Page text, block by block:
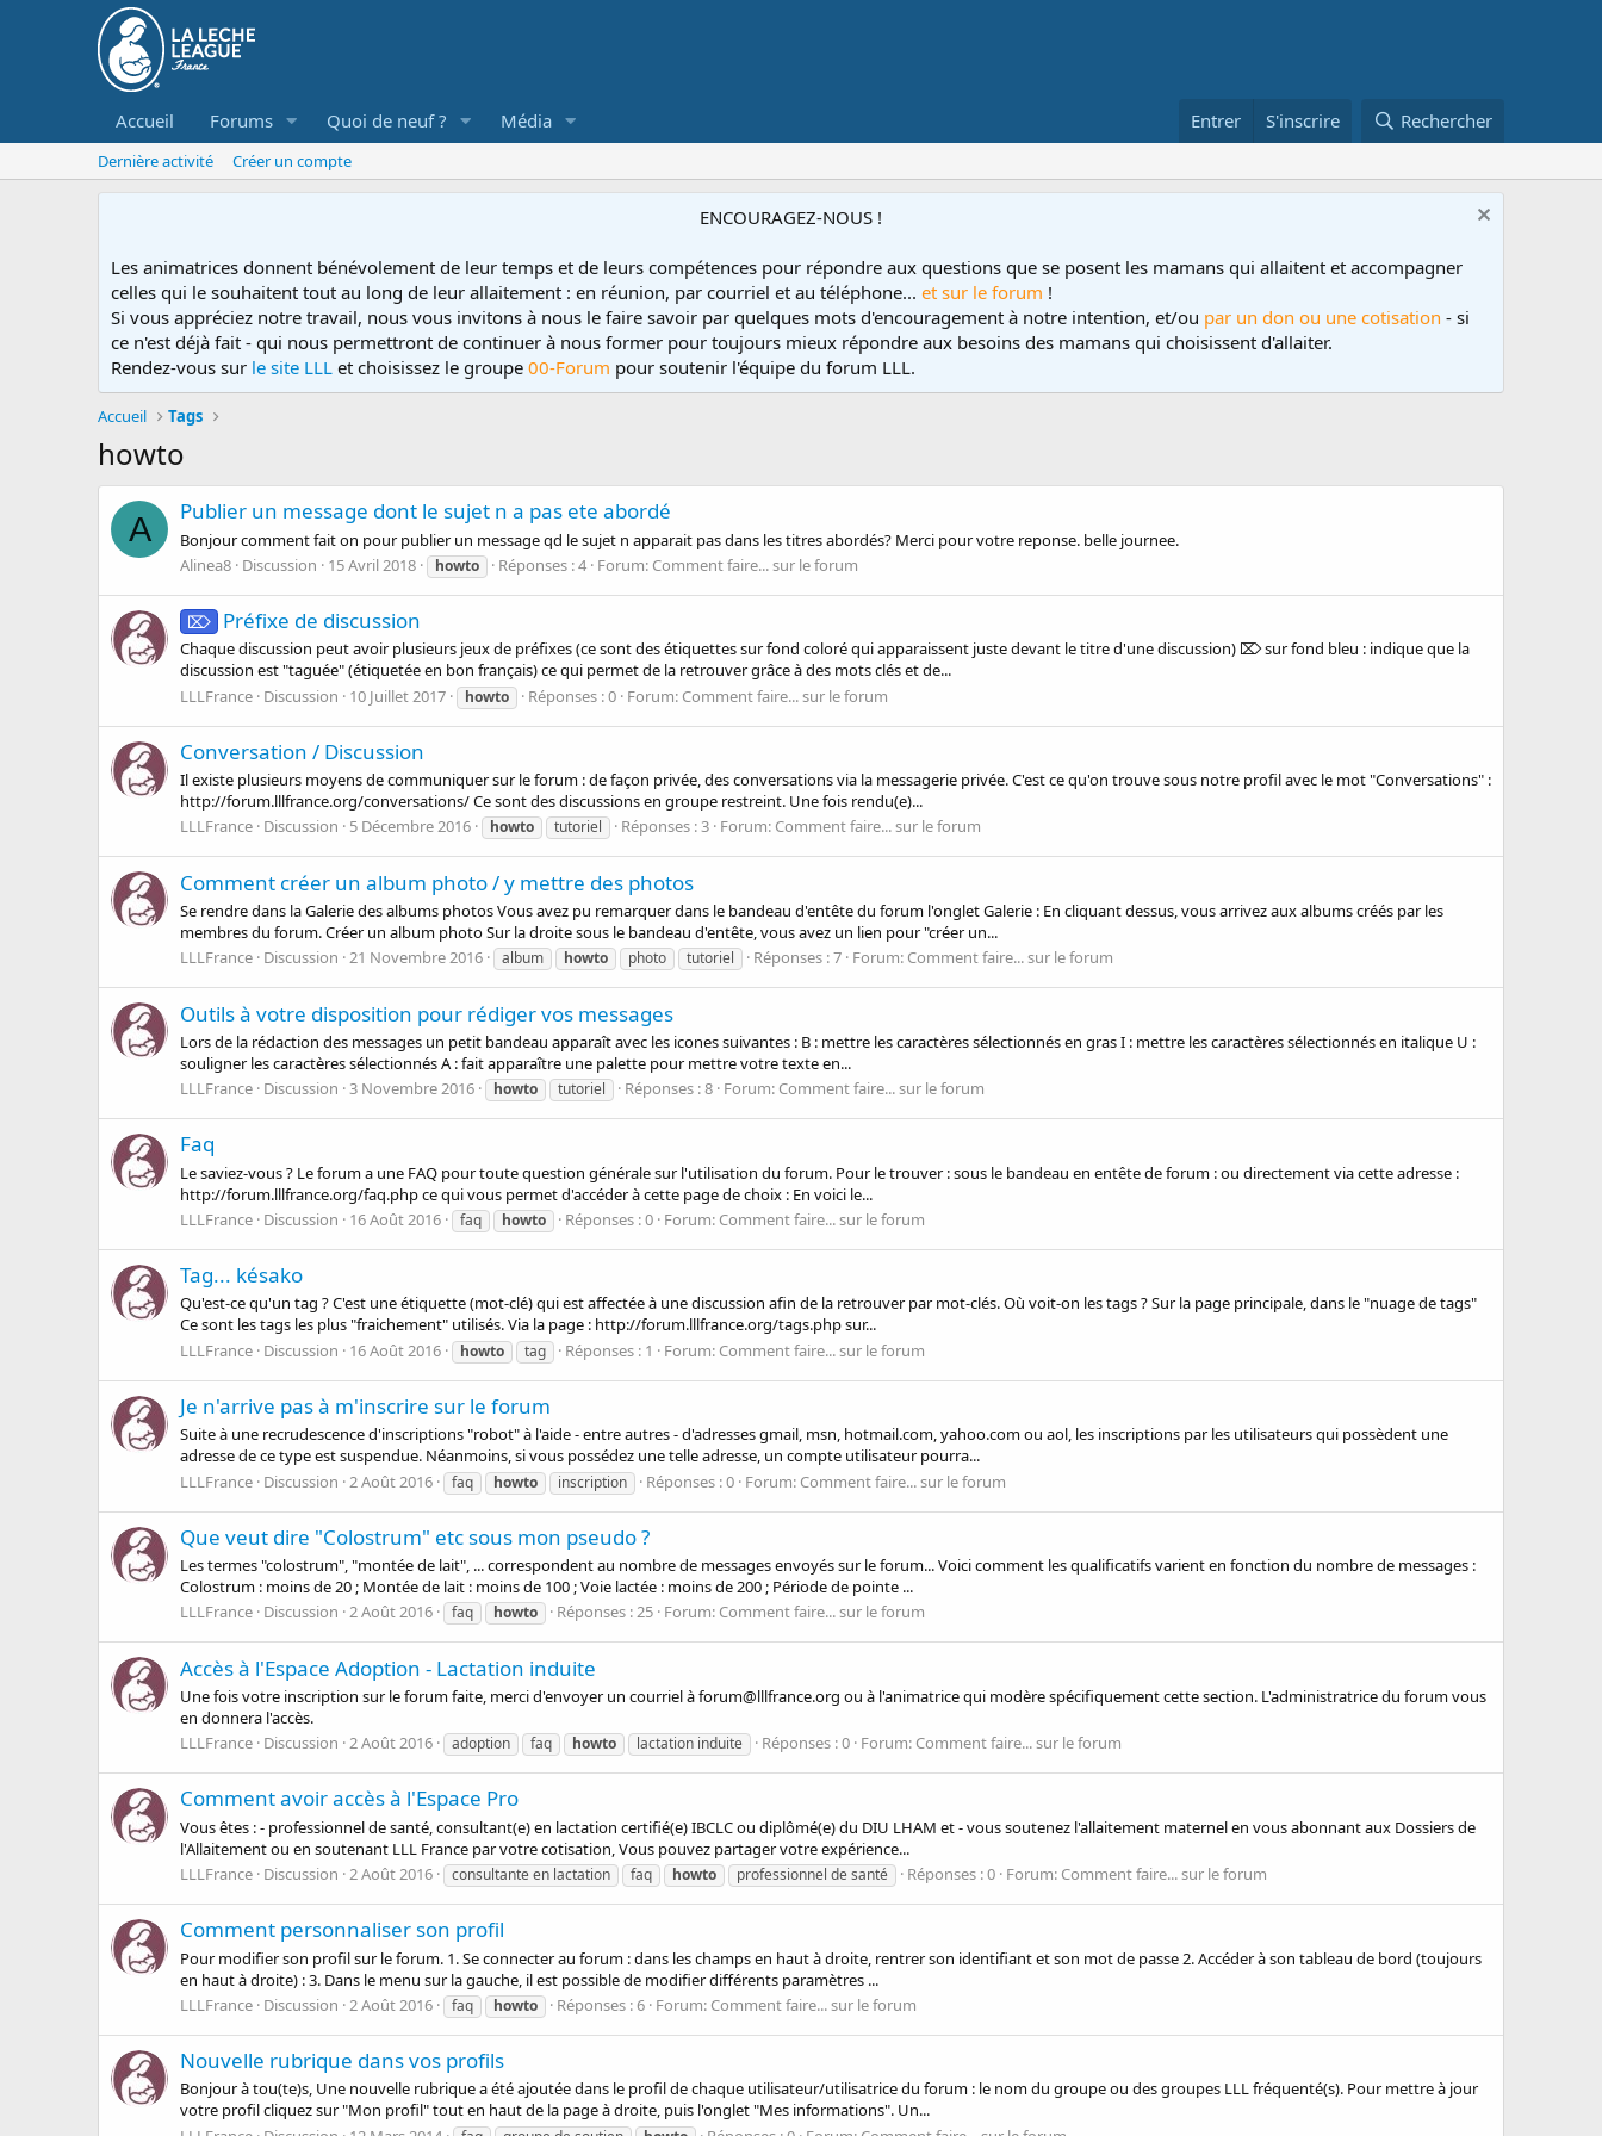
Accueil Forums Quoi de neuf ? Média Entrer S'inscrire Rechercher
Dernière activité Créer un compte
ENCOURAGEZ-NOUS !
Les animatrices donnent bénévolement de leur temps et de leurs compétences pour répondre aux questions que se posent les mamans qui allaitent et accompagner
celles qui le souhaitent tout au long de leur allaitement : en réunion, par courriel et au téléphone... et sur le forum !
Si vous appréciez notre travail, nous vous invitons à nous le faire savoir par quelques mots d'encouragement à notre intention, et/ou par un don ou une cotisation - si
ce n'est déjà fait - qui nous permettront de continuer à nous former pour toujours mieux répondre aux besoins des mamans qui choisissent d'allaiter.
Rendez-vous sur le site LLL et choisissez le groupe 00-Forum pour soutenir l'équipe du forum LLL.
Accueil Tags
howto
A Publier un message dont le sujet n a pas ete abordé
Bonjour comment fait on pour publier un message qd le sujet n apparait pas dans les titres abordés? Merci pour votre reponse. belle journee.
Alinea8 Discussion 15 Avril 2018 howto Réponses : 4 Forum: Comment faire... sur le forum
⌦ Préfixe de discussion
Chaque discussion peut avoir plusieurs jeux de préfixes (ce sont des étiquettes sur fond coloré qui apparaissent juste devant le titre d'une discussion) ⌦ sur fond bleu : indique que la
discussion est "taguée" (étiquetée en bon français) ce qui permet de la retrouver grâce à des mots clés et de...
LLLFrance Discussion 10 Juillet 2017 howto Réponses : 0 Forum: Comment faire... sur le forum
Conversation / Discussion
Il existe plusieurs moyens de communiquer sur le forum : de façon privée, des conversations via la messagerie privée. C'est ce qu'on trouve sous notre profil avec le mot "Conversations" :
http://forum.lllfrance.org/conversations/ Ce sont des discussions en groupe restreint. Une fois rendu(e)...
LLLFrance Discussion 5 Décembre 2016 howto tutoriel Réponses : 3 Forum: Comment faire... sur le forum
Comment créer un album photo / y mettre des photos
Se rendre dans la Galerie des albums photos Vous avez pu remarquer dans le bandeau d'entête du forum l'onglet Galerie : En cliquant dessus, vous arrivez aux albums créés par les
membres du forum. Créer un album photo Sur la droite sous le bandeau d'entête, vous avez un lien pour "créer un...
LLLFrance Discussion 21 Novembre 2016 album howto photo tutoriel Réponses : 7 Forum: Comment faire... sur le forum
Outils à votre disposition pour rédiger vos messages
Lors de la rédaction des messages un petit bandeau apparaît avec les icones suivantes : B : mettre les caractères sélectionnés en gras I : mettre les caractères sélectionnés en italique U :
souligner les caractères sélectionnés A : fait apparaître une palette pour mettre votre texte en...
LLLFrance Discussion 3 Novembre 2016 howto tutoriel Réponses : 8 Forum: Comment faire... sur le forum
Faq
Le saviez-vous ? Le forum a une FAQ pour toute question générale sur l'utilisation du forum. Pour le trouver : sous le bandeau en entête de forum : ou directement via cette adresse :
http://forum.lllfrance.org/faq.php ce qui vous permet d'accéder à cette page de choix : En voici le...
LLLFrance Discussion 16 Août 2016 faq howto Réponses : 0 Forum: Comment faire... sur le forum
Tag... késako
Qu'est-ce qu'un tag ? C'est une étiquette (mot-clé) qui est affectée à une discussion afin de la retrouver par mot-clés. Où voit-on les tags ? Sur la page principale, dans le "nuage de tags"
Ce sont les tags les plus "fraichement" utilisés. Via la page : http://forum.lllfrance.org/tags.php sur...
LLLFrance Discussion 16 Août 2016 howto tag Réponses : 1 Forum: Comment faire... sur le forum
Je n'arrive pas à m'inscrire sur le forum
Suite à une recrudescence d'inscriptions "robot" à l'aide - entre autres - d'adresses gmail, msn, hotmail.com, yahoo.com ou aol, les inscriptions par les utilisateurs qui possèdent une
adresse de ce type est suspendue. Néanmoins, si vous possédez une telle adresse, un compte utilisateur pourra...
LLLFrance Discussion 2 Août 2016 faq howto inscription Réponses : 0 Forum: Comment faire... sur le forum
Que veut dire "Colostrum" etc sous mon pseudo ?
Les termes "colostrum", "montée de lait", ... correspondent au nombre de messages envoyés sur le forum... Voici comment les qualificatifs varient en fonction du nombre de messages :
Colostrum : moins de 20 ; Montée de lait : moins de 100 ; Voie lactée : moins de 200 ; Période de pointe ...
LLLFrance Discussion 2 Août 2016 faq howto Réponses : 25 Forum: Comment faire... sur le forum
Accès à l'Espace Adoption - Lactation induite
Une fois votre inscription sur le forum faite, merci d'envoyer un courriel à forum@lllfrance.org ou à l'animatrice qui modère spécifiquement cette section. L'administratrice du forum vous
en donnera l'accès.
LLLFrance Discussion 2 Août 2016 adoption faq howto lactation induite Réponses : 0 Forum: Comment faire... sur le forum
Comment avoir accès à l'Espace Pro
Vous êtes : - professionnel de santé, consultant(e) en lactation certifié(e) IBCLC ou diplômé(e) du DIU LHAM et - vous soutenez l'allaitement maternel en vous abonnant aux Dossiers de
l'Allaitement ou en soutenant LLL France par votre cotisation, Vous pouvez partager votre expérience...
LLLFrance Discussion 2 Août 2016 consultante en lactation faq howto professionnel de santé Réponses : 0 Forum: Comment faire... sur le forum
Comment personnaliser son profil
Pour modifier son profil sur le forum. 1. Se connecter au forum : dans les champs en haut à droite, rentrer son identifiant et son mot de passe 2. Accéder à son tableau de bord (toujours
en haut à droite) : 3. Dans le menu sur la gauche, il est possible de modifier différents paramètres ...
LLLFrance Discussion 2 Août 2016 faq howto Réponses : 6 Forum: Comment faire... sur le forum
Nouvelle rubrique dans vos profils
Bonjour à tou(te)s, Une nouvelle rubrique a été ajoutée dans le profil de chaque utilisateur/utilisatrice du forum : le nom du groupe ou des groupes LLL fréquenté(s). Pour mettre à jour
votre profil cliquez sur "Mon profil" tout en haut de la page à droite, puis l'onglet "Mes informations". Un...